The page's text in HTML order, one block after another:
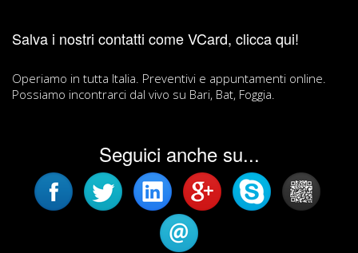
Salva i nostri contatti comeVCard, clicca qui!
Operiamo in tutta Italia. Preventivi e appuntamenti online.
Possiamo incontrarci dal vivo su Bari, Bat, Foggia.
Seguici anche su...